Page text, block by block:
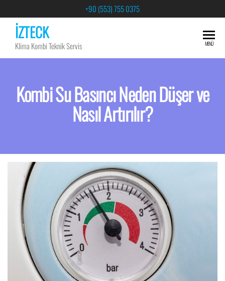
+90 (553) 755 0375
İZTECK
Klima Kombi Teknik Servis MENÜ
Kombi Su Basıncı Neden Düşer ve
Nasıl Artırılır?